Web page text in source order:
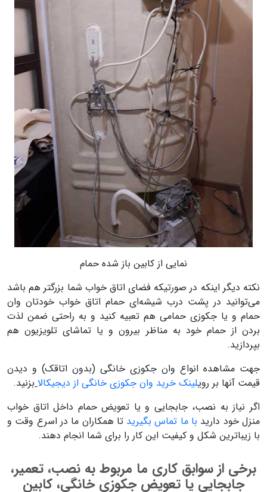
نمایی از کابین باز شده حمام
نکته دیگر اینکه در صورتیکه فضای اتاق خواب شما بزرگتر هم باشد
می‌توانید در پشت درب شیشه‌ای حمام اتاق خواب خودتان وان
حمام و یا جکوزی حمامی هم تعبیه کنید و به راحتی ضمن لذت
بردن از حمام خود به مناظر بیرون و یا تماشای تلویزیون هم
بپردازید.
جهت مشاهده انواع وان جکوزی خانگی (بدون اتاقک) و دیدن
قیمت آنها بر رویلینک خرید وان جکوزی خانگی از دیجیکالا بزنید.
اگر نیاز به نصب، جابجایی و یا تعویض حمام داخل اتاق خواب
منزل خود دارید با ما تماس بگیریدتا همکاران ما در اسرع وقت و
با زیباترین شکل و کیفیت این کار را برای شما انجام دهند.
برخی از سوابق کاری ما مربوط به نصب، تعمیر،
جابجایی یا تعویض جکوزی خانگی، کابین